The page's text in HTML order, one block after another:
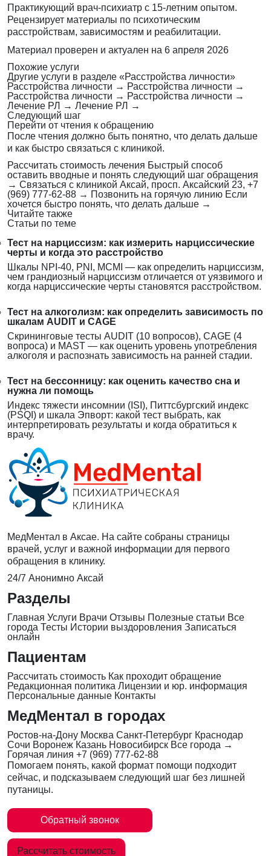
Практикующий врач-психиатр с 15-летним опытом.
Рецензирует материалы по психотическим
расстройствам, зависимостям и реабилитации.
Материал проверен и актуален на 6 апреля 2026
Похожие услуги
Другие услуги в разделе «Расстройства личности»
Расстройства личности → Расстройства личности →
Расстройства личности → Расстройства личности →
Лечение РЛ → Лечение РЛ →
Следующий шаг
Перейти от чтения к обращению
После чтения должно быть понятно, что делать дальше
и как быстро связаться с клиникой.
Рассчитать стоимость лечения Быстрый способ
оставить вводные и понять следующий шаг обращения
→ Связаться с клиникой Аксай, просп. Аксайский 23, +7
(969) 777-62-88 → Позвонить на горячую линию Если
хочется быстро понять, что делать дальше →
Читайте также
Статьи по теме
Тест на нарциссизм: как измерить нарциссические
черты и когда это расстройство
Шкалы NPI-40, PNI, MCMI — как определить нарциссизм,
чем грандиозный нарциссизм отличается от уязвимого и
когда нарциссические черты становятся расстройством.
Тест на алкоголизм: как определить зависимость по
шкалам AUDIT и CAGE
Скрининговые тесты AUDIT (10 вопросов), CAGE (4
вопроса) и MAST — как оценить уровень употребления
алкоголя и распознать зависимость на ранней стадии.
Тест на бессонницу: как оценить качество сна и
нужна ли помощь
Индекс тяжести инсомнии (ISI), Питтсбургский индекс
(PSQI) и шкала Эпворт: какой тест выбрать, как
интерпретировать результаты и когда обратиться к
врачу.
МедМентал в Аксае. На сайте собраны страницы
врачей, услуг и важной информации для первого
обращения в клинику.
24/7 Анонимно Аксай
Разделы
Главная Услуги Врачи Отзывы Полезные статьи Все
города Тесты Истории выздоровления Записаться
онлайн
Пациентам
Рассчитать стоимость Как проходит обращение
Редакционная политика Лицензии и юр. информация
Персональные данные Контакты
МедМентал в городах
Ростов-на-Дону Москва Санкт-Петербург Краснодар
Сочи Воронеж Казань Новосибирск Все города →
Горячая линия +7 (969) 777-62-88
Помогаем понять, какой формат помощи подходит
сейчас, и подсказываем следующий шаг без лишней
путаницы.
Обратный звонок
Рассчитать стоимость